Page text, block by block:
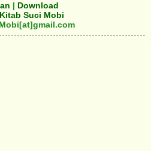
| Download
Kitab Suci Mobi